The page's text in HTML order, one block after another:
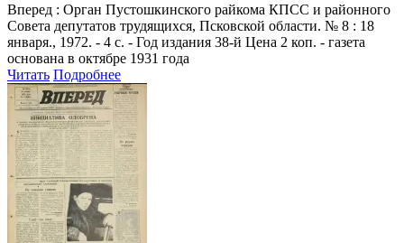
Вперед : Орган Пустошкинского райкома КПСС и районного
Совета депутатов трудящихся, Псковской области. № 8 : 18
января., 1972. - 4 с. - Год издания 38-й Цена 2 коп. - газета
основана в октябре 1931 года
Читать Подробнее